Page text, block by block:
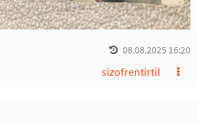
08.08.2025 16:20
sizofrentirtil